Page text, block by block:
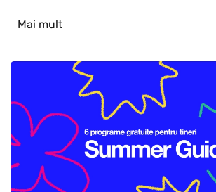
Mai mult